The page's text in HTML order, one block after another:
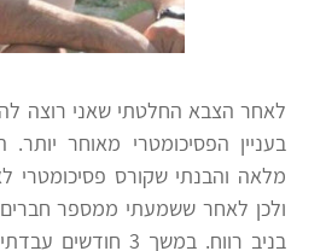
מידע
כללי
וחטיבות
ביניים
לאחר הצבא החלטתי שאני רוצה
בעניין הפסיכומטרי מאוחר
מלאה והבנתי שקורס פסיכומטרי
ולכן לאחר ששמעתי ממספר
בניב רווח. במשך 3